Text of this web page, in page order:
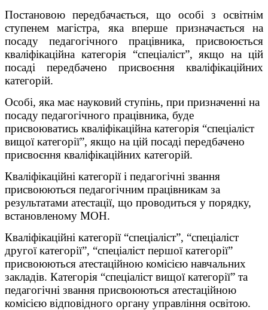
Постановою передбачається, що особі з освітнім
ступенем магістра, яка вперше призначається на
посаду педагогічного працівника, присвоюється
кваліфікаційна категорія “спеціаліст”, якщо на цій
посаді передбачено присвоєння кваліфікаційних
категорій.
Особі, яка має науковий ступінь, при призначенні на
посаду педагогічного працівника, буде
присвоюватись кваліфікаційна категорія “спеціаліст
вищої категорії”, якщо на цій посаді передбачено
присвоєння кваліфікаційних категорій.
Кваліфікаційні категорії і педагогічні звання
присвоюються педагогічним працівникам за
результатами атестації, що проводиться у порядку,
встановленому МОН.
Кваліфікаційні категорії “спеціаліст”, “спеціаліст
другої категорії”, “спеціаліст першої категорії”
присвоюються атестаційною комісією навчальних
закладів. Категорія “спеціаліст вищої категорії” та
педагогічні звання присвоюються атестаційною
комісією відповідного органу управління освітою.